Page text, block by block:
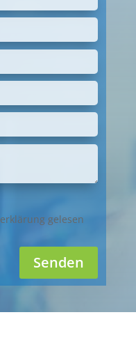
gelesen
Senden